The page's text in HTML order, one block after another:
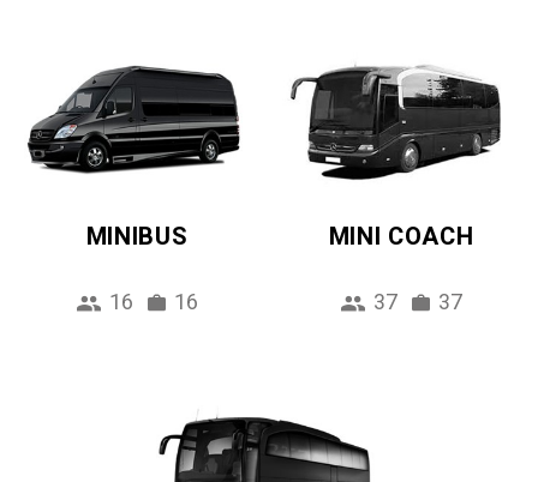
MINIBUS
16 16
MINI COACH
37 37